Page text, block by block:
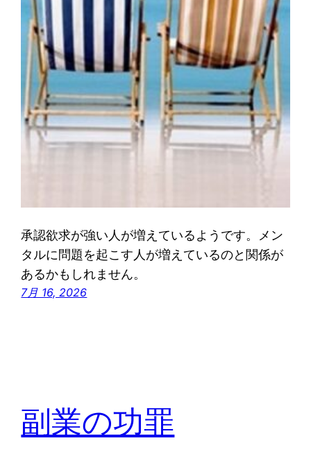
承認欲求が強い人が増えているようです。メン
タルに問題を起こす人が増えているのと関係が
あるかもしれません。
7月 16, 2026
副業の功罪